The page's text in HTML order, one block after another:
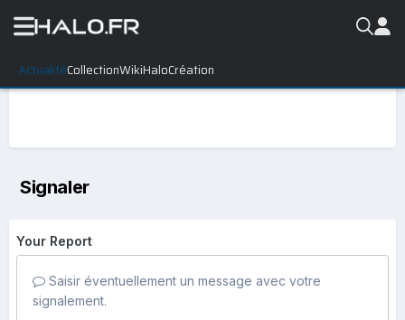
ActualitéCollectionWikiHaloCréation
Signaler
Your Report
Saisir éventuellement un message avec votre
signalement.